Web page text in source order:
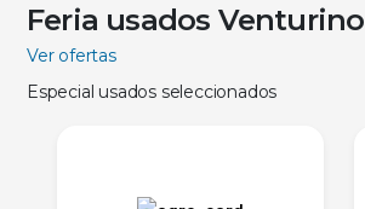
Feria usados Venturino
Ver ofertas
Especial usados seleccionados